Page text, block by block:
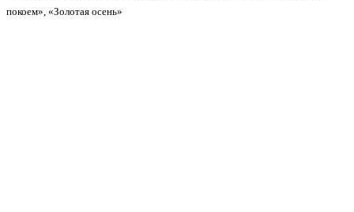
покоем», «Золотая осень»